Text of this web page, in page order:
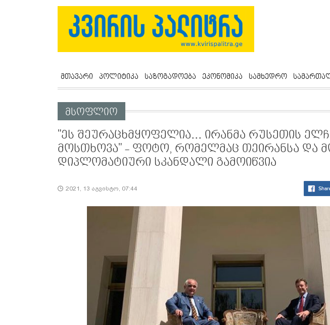
მთავარი პოლიტიკა საზოგადოება ეკონომიკა სამხედრო
მსოფლიო
"ეს შეურაცხმყოფელია... ირანმა რუსეთის
მოსთხოვა" - ფოტო, რომელმაც თეირანსა და
დიპლომატიური სკანდალი გამოიწვია
2021, 13 აგვისტო, 07:44